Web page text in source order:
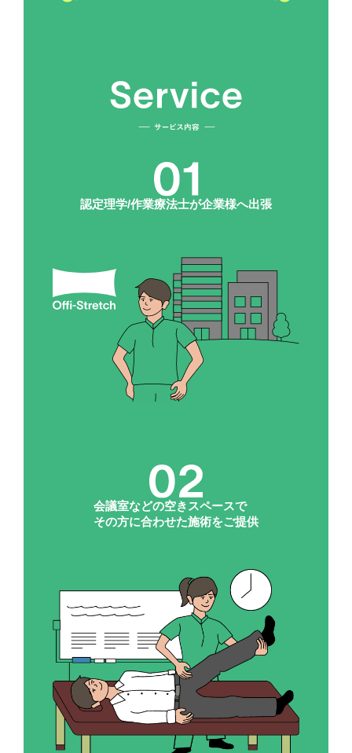
認定理学/作業療法士が企業様へ出張
会議室などの空きスペースで
その方に合わせた施術をご提供